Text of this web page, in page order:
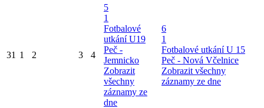
31 1 2 3 4
5
1
Fotbalové
utkání U19
Peč -
Jemnicko
Zobrazit
všechny
záznamy ze
dne
6
1
Fotbalové utkání U 15
Peč - Nová Včelnice
Zobrazit všechny
záznamy ze dne